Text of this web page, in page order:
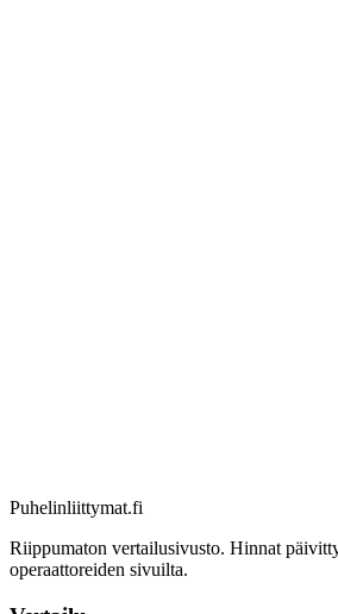
Puhelinliittymat.fi
Riippumaton vertailusivusto. Hinnat
operaattoreiden sivuilta.